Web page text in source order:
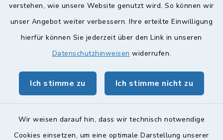
verstehen, wie unsere Website genutzt wird. So können wir
unser Angebot weiter verbessern. Ihre erteilte Einwilligung
hierfür können Sie jederzeit über den Link in unseren
Datenschutzhinweisen widerrufen.
Ich stimme zu Ich stimme nicht zu
Wir weisen darauf hin, dass wir technisch notwendige
Cookies einsetzen, um eine optimale Darstellung unserer
Quicklinks
Landkreis Lichtenfels
geoPortal Lichtenfels